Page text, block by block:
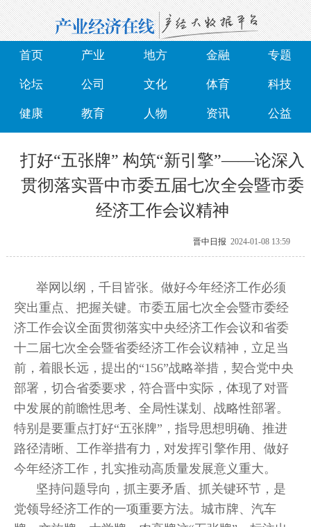
首页 产业 地方 金融 专题
论坛 公司 文化 体育 科技
健康 教育 人物 资讯 公益
打好“五张牌” 构筑“新引擎”——论深入
贯彻落实晋中市委五届七次全会暨市委
经济工作会议精神
晋中日报 2024-01-08 13:59
举网以纲，千目皆张。做好今年经济工作必须
突出重点、把握关键。市委五届七次全会暨市委经
济工作会议全面贯彻落实中央经济工作会议和省委
十二届七次全会暨省委经济工作会议精神，立足当
前，着眼长远，提出的“156”战略举措，契合党中央
部署，切合省委要求，符合晋中实际，体现了对晋
中发展的前瞻性思考、全局性谋划、战略性部署。
特别是要重点打好“五张牌”，指导思想明确、推进
路径清晰、工作举措有力，对发挥引擎作用、做好
今年经济工作，扎实推动高质量发展意义重大。
坚持问题导向，抓主要矛盾、抓关键环节，是
党领导经济工作的一项重要方法。城市牌、汽车